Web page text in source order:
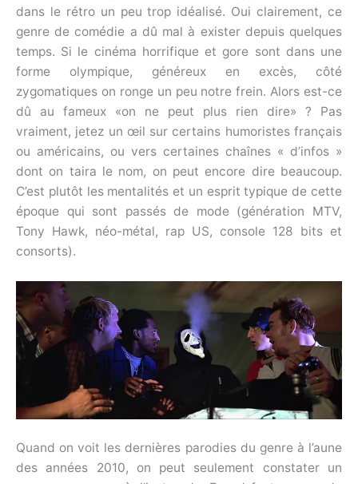
dans le rétro un peu trop idéalisé. Oui clairement, ce
genre de comédie a dû mal à exister depuis quelques
temps. Si le cinéma horrifique et gore sont dans une
forme olympique, généreux en excès, côté
zygomatiques on ronge un peu notre frein. Alors est-ce
dû au fameux «on ne peut plus rien dire» ? Pas
vraiment, jetez un œil sur certains humoristes français
ou américains, ou vers certaines chaînes « d’infos »
dont on taira le nom, on peut encore dire beaucoup.
C’est plutôt les mentalités et un esprit typique de cette
époque qui sont passés de mode (génération MTV,
Tony Hawk, néo-métal, rap US, console 128 bits et
consorts).
Quand on voit les dernières parodies du genre à l’aune
des années 2010, on peut seulement constater un